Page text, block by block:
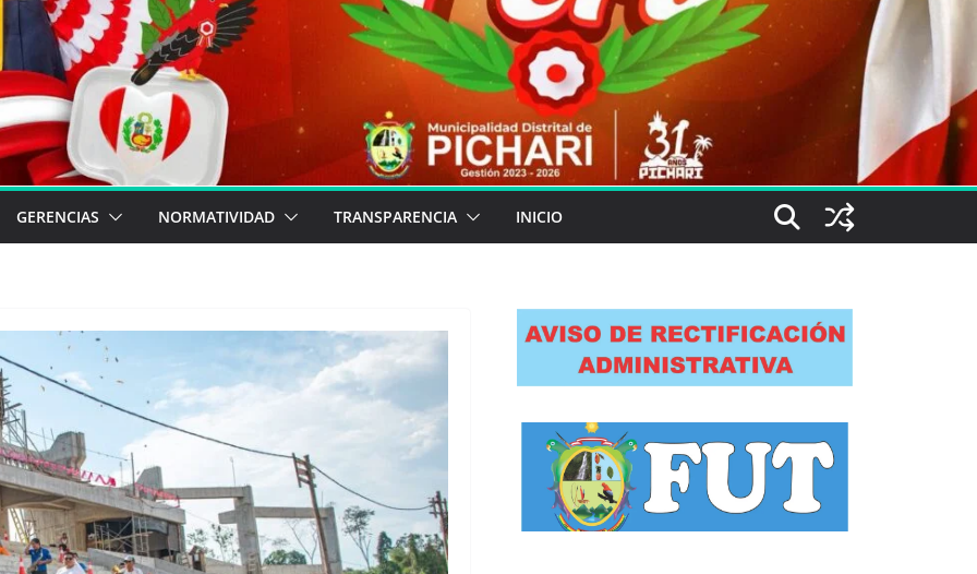
GERENCIAS NORMATIVIDAD TRANSPARENCIA INICIO